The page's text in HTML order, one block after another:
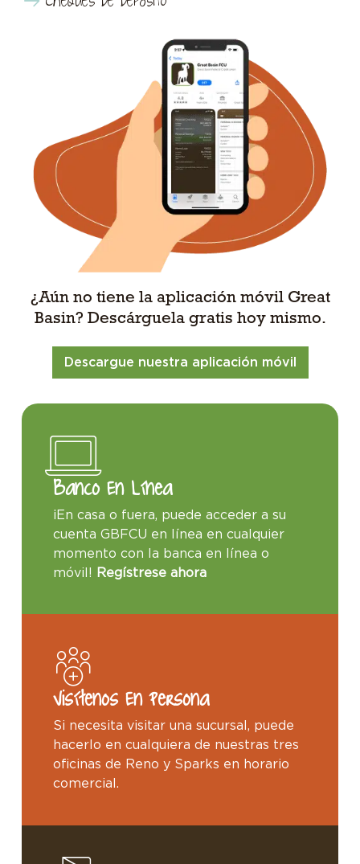
¿Aún no tiene la aplicación móvil Great
Basin? Descárguela gratis hoy mismo.
Descargue nuestra aplicación móvil
Banco En Línea
¡En casa o fuera, puede acceder a su
cuenta GBFCU en línea en cualquier
momento con la banca en línea o
móvil!
Regístrese ahora
Visítenos En Persona
Si necesita visitar una sucursal, puede
hacerlo en cualquiera de nuestras tres
oficinas de Reno y Sparks en horario
comercial.